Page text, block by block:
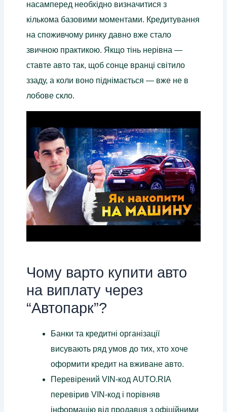
насамперед необхідно визначитися з
кількома базовими моментами. Кредитування
на споживчому ринку давно вже стало
звичною практикою. Якщо тінь нерівна —
ставте авто так, щоб сонце вранці світило
ззаду, а коли воно піднімається — вже не в
лобове скло.
Чому варто купити авто
на виплату через
“Автопарк”?
Банки та кредитні організації
висувають ряд умов до тих, хто хоче
оформити кредит на вживане авто.
Перевірений VIN-код AUTO.RIA
перевірив VIN-код і порівняв
інформацію від продавця з офіційними